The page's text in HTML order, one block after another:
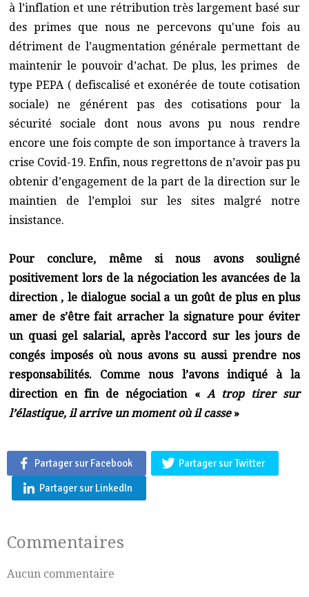
à l’inflation et une rétribution très largement basé sur
des primes que nous ne percevons qu'une fois au
détriment de l’augmentation générale permettant de
maintenir le pouvoir d’achat. De plus, les primes de
type PEPA ( defiscalisé et exonérée de toute cotisation
sociale) ne générent pas des cotisations pour la
sécurité sociale dont nous avons pu nous rendre
encore une fois compte de son importance à travers la
crise Covid-19. Enfin, nous regrettons de n’avoir pas pu
obtenir d’engagement de la part de la direction sur le
maintien de l’emploi sur les sites malgré notre
insistance.
Pour conclure, même si nous avons souligné
positivement lors de la négociation les avancées de la
direction , le dialogue social a un goût de plus en plus
amer de s’être fait arracher la signature pour éviter
un quasi gel salarial, après l’accord sur les jours de
congés imposés où nous avons su aussi prendre nos
responsabilités. Comme nous l’avons indiqué à la
direction en fin de négociation «A trop tirer sur
l’élastique, il arrive un moment où il casse»
Partager sur Facebook
Partager sur Twitter
Partager sur LinkedIn
Commentaires
Aucun commentaire